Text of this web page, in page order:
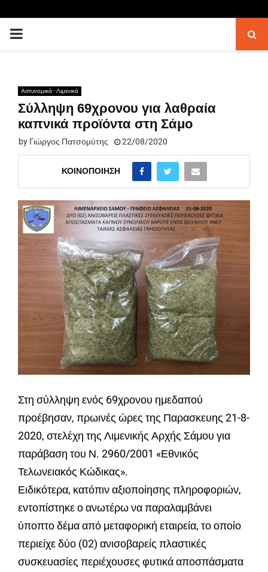
PRIMARY
Αστυνομικά - Λιμενικά
Σύλληψη 69χρονου για λαθραία
καπνικά προϊόντα στη Σάμο
by Γιώργος Πατσομύτης 22/08/2020
ΚΟΙΝΟΠΟΊΗΣΗ
Στη σύλληψη ενός 69χρονου ημεδαπού
προέβησαν, πρωινές ώρες της Παρασκευης 21-8-
2020, στελέχη της Λιμενικής Αρχής Σάμου για
παράβαση του Ν. 2960/2001 «Εθνικός
Τελωνειακός Κώδικας».
Ειδικότερα, κατόπιν αξιοποίησης πληροφοριών,
εντοπίστηκε ο ανωτέρω να παραλαμβάνει
ύποπτο δέμα από μεταφορική εταιρεία, το οποίο
περιείχε δύο (02) ανισοβαρείς πλαστικές
συσκευασίες περιέχουσες φυτικά αποσπάσματα